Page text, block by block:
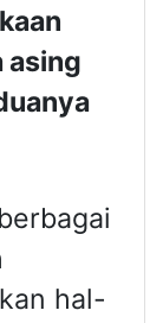
asing
hal-